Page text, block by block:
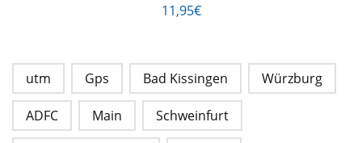
11,95€
utm Gps Bad Kissingen Würzburg
ADFC Main Schweinfurt